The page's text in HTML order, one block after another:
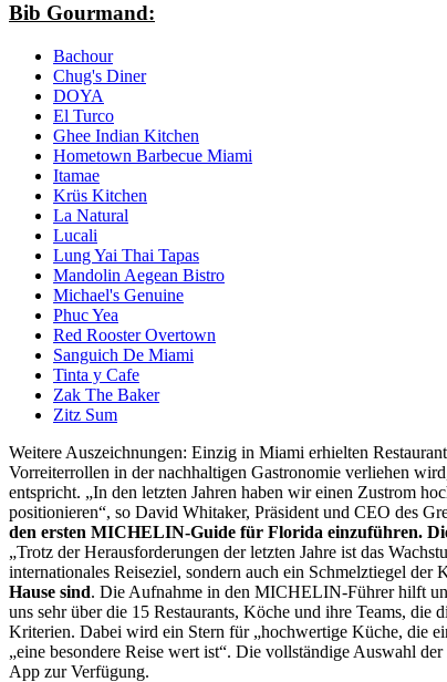
Bib Gourmand:
Bachour
Chug's Diner
DOYA
El Turco
Ghee Indian Kitchen
Hometown Barbecue Miami
Itamae
Krüs Kitchen
La Natural
Lucali
Lung Yai Thai Tapas
Mandolin Aegean Bistro
Michael's Genuine
Phuc Yea
Red Rooster Overtown
Sanguich De Miami
Tinta y Cafe
Zak The Baker
Zitz Sum
Weitere Auszeichnungen: Einzig in Miami erhielten
Vorreiterrollen in der nachhaltigen Gastronomie verliehen
entspricht. „In den letzten Jahren haben wir einen Zustrom
positionieren“, so David Whitaker, Präsident und CEO des
den ersten MICHELIN-Guide für Florida einzuführen.
„Trotz der Herausforderungen der letzten Jahre ist das
internationales Reiseziel, sondern auch ein Schmelztiegel der
Hause sind. Die Aufnahme in den MICHELIN-Führer hilft
uns sehr über die 15 Restaurants, Köche und ihre Teams,
Kriterien. Dabei wird ein Stern für „hochwertige Küche, die
„eine besondere Reise wert ist“. Die vollständige Auswahl
App zur Verfügung.